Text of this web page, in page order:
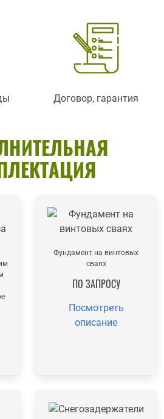
Договор, гарантия
Фундамент на винтовых
сваях
ПО ЗАПРОСУ
Посмотреть
описание